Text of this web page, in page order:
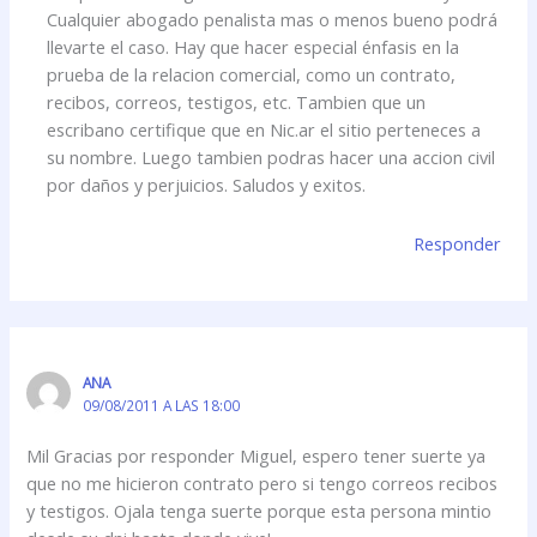
Cualquier abogado penalista mas o menos bueno podrá
llevarte el caso. Hay que hacer especial énfasis en la
prueba de la relacion comercial, como un contrato,
recibos, correos, testigos, etc. Tambien que un
escribano certifique que en Nic.ar el sitio perteneces a
su nombre. Luego tambien podras hacer una accion civil
por daños y perjuicios. Saludos y exitos.
Responder
ANA
09/08/2011 A LAS 18:00
Mil Gracias por responder Miguel, espero tener suerte ya
que no me hicieron contrato pero si tengo correos recibos
y testigos. Ojala tenga suerte porque esta persona mintio